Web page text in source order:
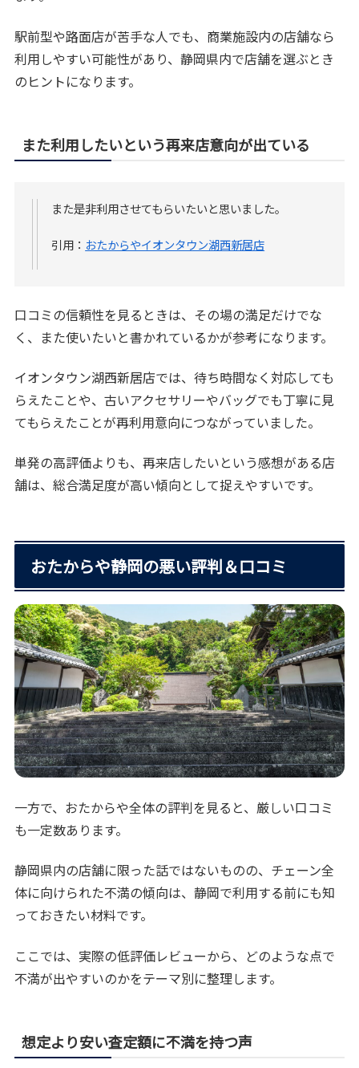
駅前型や路面店が苦手な人でも、商業施設内の店舗なら
利用しやすい可能性があり、静岡県内で店舗を選ぶとき
のヒントになります。
また利用したいという再来店意向が出ている
また是非利用させてもらいたいと思いました。
引用： おたからやイオンタウン湖西新居店
口コミの信頼性を見るときは、その場の満足だけでな
く、また使いたいと書かれているかが参考になります。
イオンタウン湖西新居店では、待ち時間なく対応しても
らえたことや、古いアクセサリーやバッグでも丁寧に見
てもらえたことが再利用意向につながっていました。
単発の高評価よりも、再来店したいという感想がある店
舗は、総合満足度が高い傾向として捉えやすいです。
おたからや静岡の悪い評判＆口コミ
一方で、おたからや全体の評判を見ると、厳しい口コミ
も一定数あります。
静岡県内の店舗に限った話ではないものの、チェーン全
体に向けられた不満の傾向は、静岡で利用する前にも知
っておきたい材料です。
ここでは、実際の低評価レビューから、どのような点で
不満が出やすいのかをテーマ別に整理します。
想定より安い査定額に不満を持つ声